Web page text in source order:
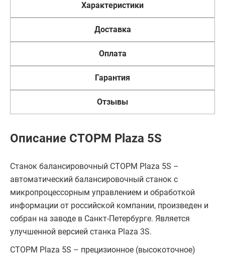
Характеристики
Доставка
Оплата
Гарантия
Отзывы
Описание СТОРМ Plaza 5S
Станок балансировочный СТОРМ Plaza 5S –
автоматический балансировочный станок с
микропроцессорным управлением и обработкой
информации от российской компании, произведен и
собран на заводе в Санкт-Петербурге. Является
улучшенной версией станка Plaza 3S.
СТОРМ Plaza 5S – прецизионное (высокоточное)